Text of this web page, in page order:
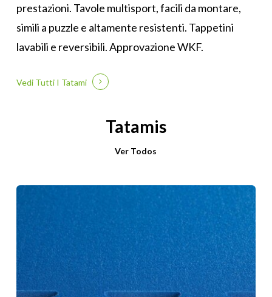
prestazioni. Tavole multisport, facili da montare,
simili a puzzle e altamente resistenti. Tappetini
lavabili e reversibili. Approvazione WKF.
Vedi Tutti I Tatami
Tatamis
Ver Todos